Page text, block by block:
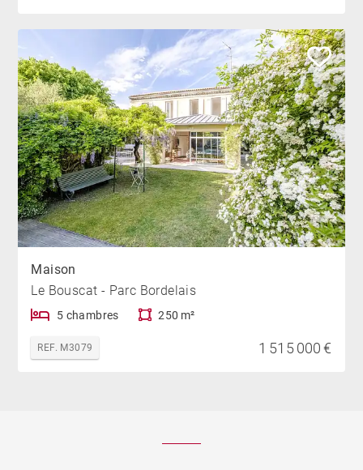
Maison
Le Bouscat - Parc Bordelais
5 chambres 250 m²
REF. M3079 1 515 000 €